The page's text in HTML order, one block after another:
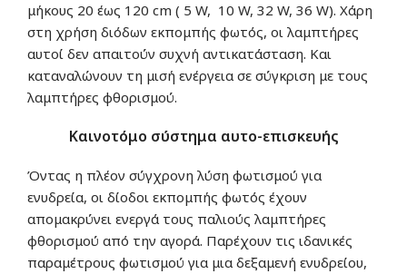
μήκους 20 έως 120 cm ( 5 W, 10 W, 32 W, 36 W). Χάρη
στη χρήση διόδων εκπομπής φωτός, οι λαμπτήρες
αυτοί δεν απαιτούν συχνή αντικατάσταση. Και
καταναλώνουν τη μισή ενέργεια σε σύγκριση με τους
λαμπτήρες φθορισμού.
Καινοτόμο σύστημα αυτο-επισκευής
Όντας η πλέον σύγχρονη λύση φωτισμού για
ενυδρεία, οι δίοδοι εκπομπής φωτός έχουν
απομακρύνει ενεργά τους παλιούς λαμπτήρες
φθορισμού από την αγορά. Παρέχουν τις ιδανικές
παραμέτρους φωτισμού για μια δεξαμενή ενυδρείου,